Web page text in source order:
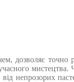
дозволяє точно
мистецтва.
непрозорих